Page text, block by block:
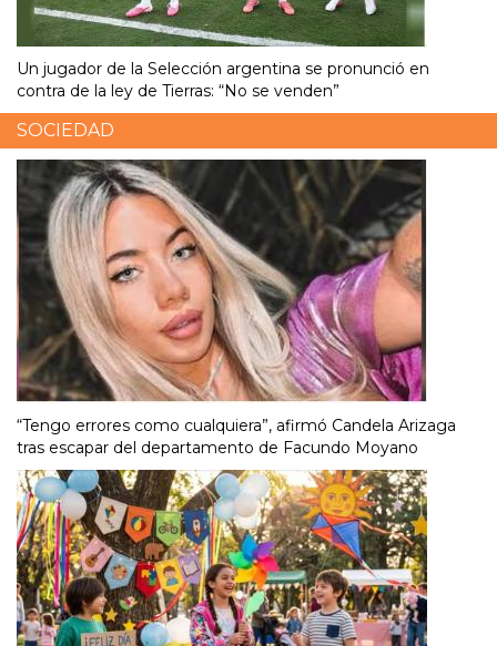
Un jugador de la Selección argentina se pronunció en
contra de la ley de Tierras: “No se venden”
SOCIEDAD
“Tengo errores como cualquiera”, afirmó Candela Arizaga
tras escapar del departamento de Facundo Moyano